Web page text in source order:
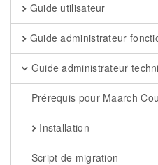
Guide utilisateur
Guide administrateur
Guide administrateur
Prérequis pour Maarch
Installation
Script de migration